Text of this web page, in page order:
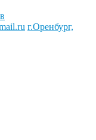
г.Оренбург,